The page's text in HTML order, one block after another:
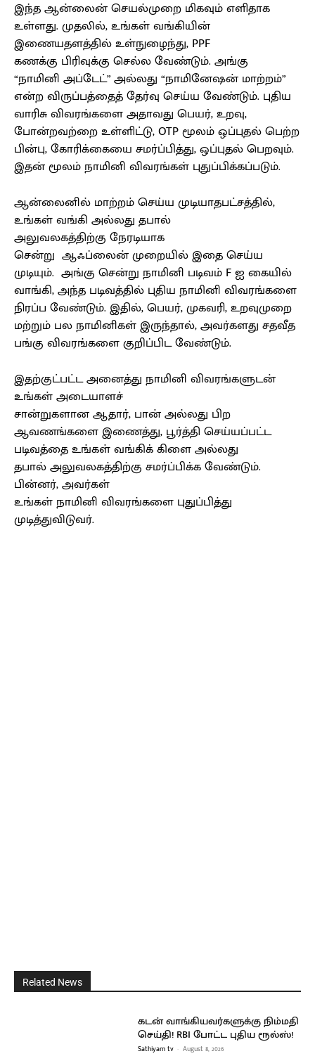
இந்த ஆன்லைன் செயல்முறை மிகவும் எளிதாக
உள்ளது. முதலில், உங்கள் வங்கியின்
இணையதளத்தில் உள்நுழைந்து, PPF
கணக்கு பிரிவுக்கு செல்ல வேண்டும். அங்கு
“நாமினி அப்டேட்” அல்லது “நாமினேஷன் மாற்றம்”
என்ற விருப்பத்தைத் தேர்வு செய்ய வேண்டும். புதிய
வாரிசு விவரங்களை அதாவது பெயர், உறவு,
போன்றவற்றை உள்ளிட்டு, OTP மூலம் ஒப்புதல் பெற்ற
பின்பு, கோரிக்கையை சமர்ப்பித்து, ஒப்புதல் பெறவும்.
இதன் மூலம் நாமினி விவரங்கள் புதுப்பிக்கப்படும்.
ஆன்லைனில் மாற்றம் செய்ய முடியாதபட்சத்தில்,
உங்கள் வங்கி அல்லது தபால்
அலுவலகத்திற்கு நேரடியாக
சென்று ஆஃப்லைன் முறையில் இதை செய்ய
முடியும். அங்கு சென்று நாமினி படிவம் F ஐ கையில்
வாங்கி, அந்த படிவத்தில் புதிய நாமினி விவரங்களை
நிரப்ப வேண்டும். இதில், பெயர், முகவரி, உறவுமுறை
மற்றும் பல நாமினிகள் இருந்தால், அவர்களது சதவீத
பங்கு விவரங்களை குறிப்பிட வேண்டும்.
இதற்குட்பட்ட அனைத்து நாமினி விவரங்களுடன்
உங்கள் அடையாளச்
சான்றுகளான ஆதார், பான் அல்லது பிற
ஆவணங்களை இணைத்து, பூர்த்தி செய்யப்பட்ட
படிவத்தை உங்கள் வங்கிக் கிளை அல்லது
தபால் அலுவலகத்திற்கு சமர்ப்பிக்க வேண்டும்.
பின்னர், அவர்கள்
உங்கள் நாமினி விவரங்களை புதுப்பித்து
முடித்துவிடுவர்.
Related News
கடன் வாங்கியவர்களுக்கு நிம்மதி
செய்தி! RBI போட்ட புதிய ரூல்ஸ்!
Sathiyam tv - August 8, 2026